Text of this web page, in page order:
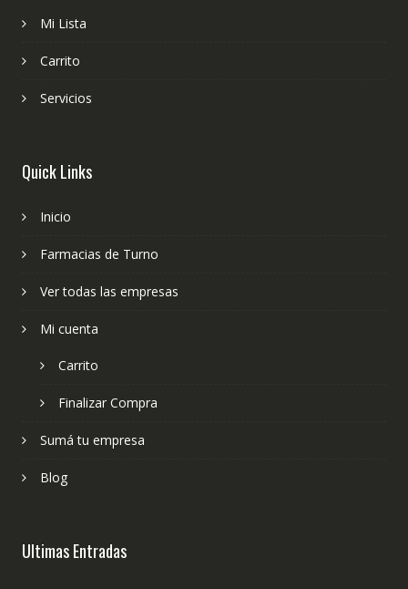
Mi Lista
Carrito
Servicios
Quick Links
Inicio
Farmacias de Turno
Ver todas las empresas
Mi cuenta
Carrito
Finalizar Compra
Sumá tu empresa
Blog
Ultimas Entradas